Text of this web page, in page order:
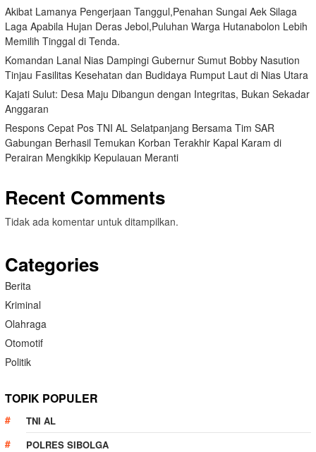
Akibat Lamanya Pengerjaan Tanggul,Penahan Sungai Aek Silaga
Laga Apabila Hujan Deras Jebol,Puluhan Warga Hutanabolon Lebih
Memilih Tinggal di Tenda.
Komandan Lanal Nias Dampingi Gubernur Sumut Bobby Nasution
Tinjau Fasilitas Kesehatan dan Budidaya Rumput Laut di Nias Utara
Kajati Sulut: Desa Maju Dibangun dengan Integritas, Bukan Sekadar
Anggaran
Respons Cepat Pos TNI AL Selatpanjang Bersama Tim SAR
Gabungan Berhasil Temukan Korban Terakhir Kapal Karam di
Perairan Mengkikip Kepulauan Meranti
Recent Comments
Tidak ada komentar untuk ditampilkan.
Categories
Berita
Kriminal
Olahraga
Otomotif
Politik
TOPIK POPULER
TNI AL
POLRES SIBOLGA